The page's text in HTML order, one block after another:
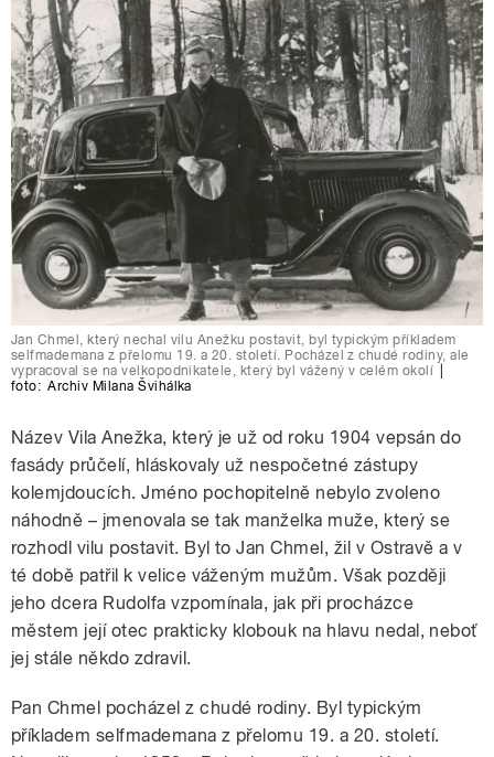
Jan Chmel, který nechal vilu Anežku postavit, byl typickým příkladem
selfmademana z přelomu 19. a 20. století. Pocházel z chudé rodiny, ale
vypracoval se na velkopodnikatele, který byl vážený v celém okolí
foto: Archiv Milana Švihálka
Název Vila Anežka, který je už od roku 1904 vepsán do
fasády průčelí, hláskovaly už nespočetné zástupy
kolemjdoucích. Jméno pochopitelně nebylo zvoleno
náhodně – jmenovala se tak manželka muže, který se
rozhodl vilu postavit. Byl to Jan Chmel, žil v Ostravě a v
té době patřil k velice váženým mužům. Však později
jeho dcera Rudolfa vzpomínala, jak při procházce
městem její otec prakticky klobouk na hlavu nedal, neboť
jej stále někdo zdravil.
Pan Chmel pocházel z chudé rodiny. Byl typickým
příkladem selfmademana z přelomu 19. a 20. století.